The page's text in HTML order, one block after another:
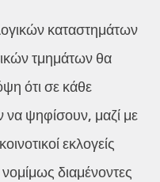
καταστημάτων
τμημάτων θα
ότι σε κάθε
να ψηφίσουν, μαζί με
εκλογείς
νομίμως διαμένοντες